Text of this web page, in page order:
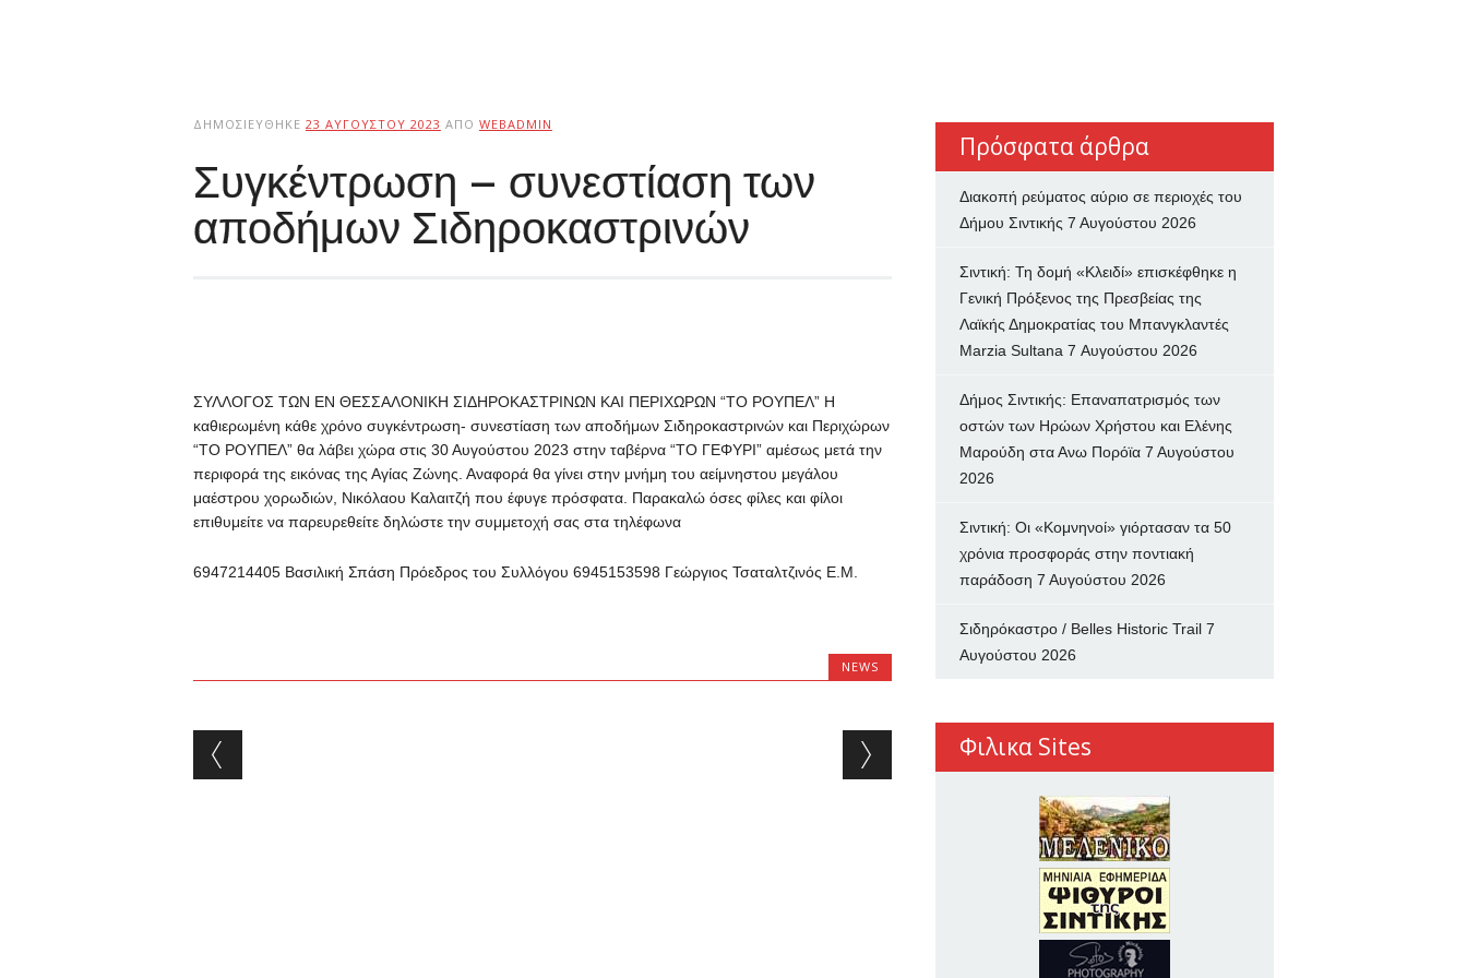
ΔΗΜΟΣΙΕΎΘΗΚΕ 23 ΑΥΓΟΎΣΤΟΥ 2023 ΑΠΌ WEBADMIN
Συγκέντρωση – συνεστίαση των
αποδήμων Σιδηροκαστρινών
ΣΥΛΛΟΓΟΣ ΤΩΝ ΕΝ ΘΕΣΣΑΛΟΝΙΚΗ ΣΙΔΗΡΟΚΑΣΤΡΙΝΩΝ ΚΑΙ ΠΕΡΙΧΩΡΩΝ “ΤΟ ΡΟΥΠΕΛ” Η
καθιερωμένη κάθε χρόνο συγκέντρωση- συνεστίαση των αποδήμων Σιδηροκαστρινών και Περιχώρων
“ΤΟ ΡΟΥΠΕΛ”θα λάβει χώρα στις 30 Αυγούστου 2023 στην ταβέρνα “ΤΟ ΓΕΦΥΡΙ” αμέσως μετά την
περιφορά της εικόνας της Αγίας Ζώνης. Αναφορά θα γίνει στην μνήμη του αείμνηστου μεγάλου
μαέστρου χορωδιών, Νικόλαου Καλαιτζή που έφυγε πρόσφατα. Παρακαλώ όσες φίλες και φίλοι
επιθυμείτε να παρευρεθείτε δηλώστε την συμμετοχή σας στα τηλέφωνα
6947214405 Βασιλική Σπάση Πρόεδρος του Συλλόγου 6945153598 Γεώργιος Τσαταλτζινός Ε.Μ.
NEWS
Post navigation
Πρόσφατα άρθρα
Διακοπή ρεύματος αύριο σε περιοχές του
Δήμου Σιντικής 7 Αυγούστου 2026
Σιντική: Τη δομή «Κλειδί» επισκέφθηκε η
Γενική Πρόξενος της Πρεσβείας της
Λαϊκής Δημοκρατίας του Μπανγκλαντές
Marzia Sultana 7 Αυγούστου 2026
Δήμος Σιντικής: Επαναπατρισμός των
oστών των Ηρώων Χρήστου και Ελένης
Μαρούδη στα Ανω Πορόϊα 7 Αυγούστου
2026
Σιντική: Οι «Κομνηνοί» γιόρτασαν τα 50
χρόνια προσφοράς στην ποντιακή
παράδοση 7 Αυγούστου 2026
Σιδηρόκαστρο / Belles Historic Trail 7
Αυγούστου 2026
Φιλικα Sites